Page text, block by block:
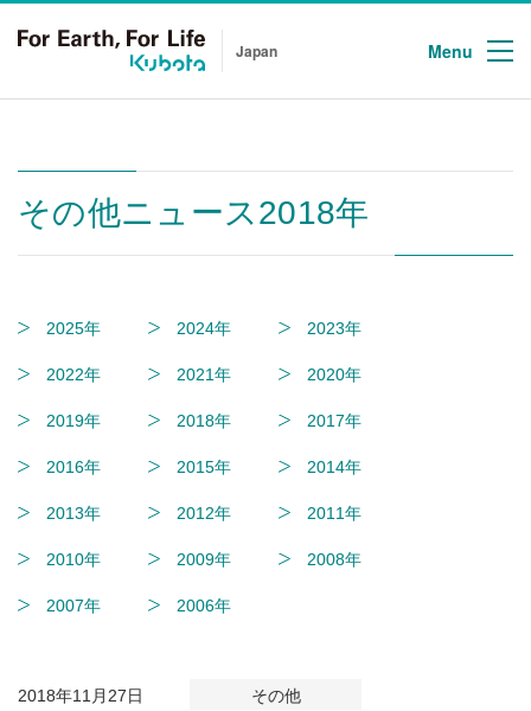
Japan Menu
その他ニュース2018年
2025年 2024年 2023年
2022年 2021年 2020年
2019年 2018年 2017年
2016年 2015年 2014年
2013年 2012年 2011年
2010年 2009年 2008年
2007年 2006年
2018年11月27日
その他